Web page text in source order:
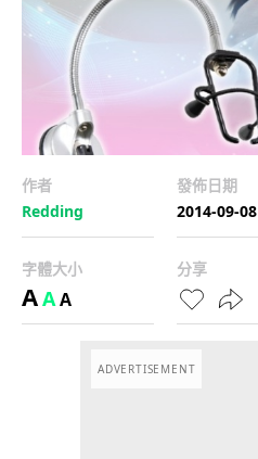
作者
Redding
發佈日期
2014-09-08
字體大小
AAA
分享
ADVERTISEMENT